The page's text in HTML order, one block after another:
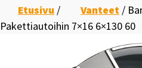
Etusivu / Vanteet /
Pakettiautoihin 7×16 6×130 60